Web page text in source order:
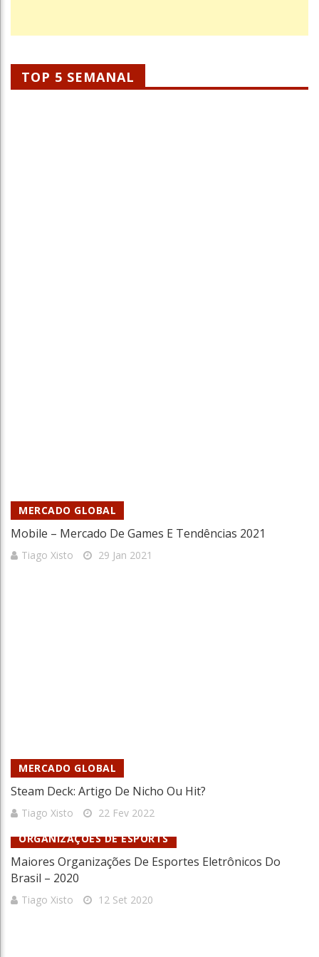
TOP 5 SEMANAL
MERCADO GLOBAL
Mobile – Mercado De Games E Tendências 2021
Tiago Xisto 29 Jan 2021
MERCADO GLOBAL
Steam Deck: Artigo De Nicho Ou Hit?
Tiago Xisto
22 Fev 2022
ORGANIZAÇÕES DE ESPORTS
Maiores Organizações De Esportes Eletrônicos Do
Brasil – 2020
Tiago Xisto 12 Set 2020